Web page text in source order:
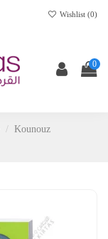
Wishlist (0)
0
Kounouz